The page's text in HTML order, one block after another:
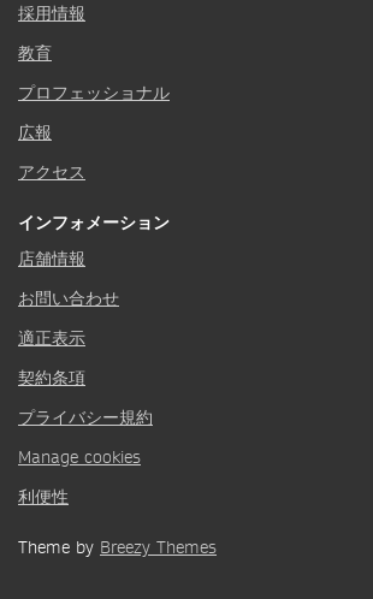
採用情報
教育
プロフェッショナル
広報
アクセス
インフォメーション
店舗情報
お問い合わせ
適正表示
契約条項
プライバシー規約
Manage cookies
利便性
Theme by Breezy Themes